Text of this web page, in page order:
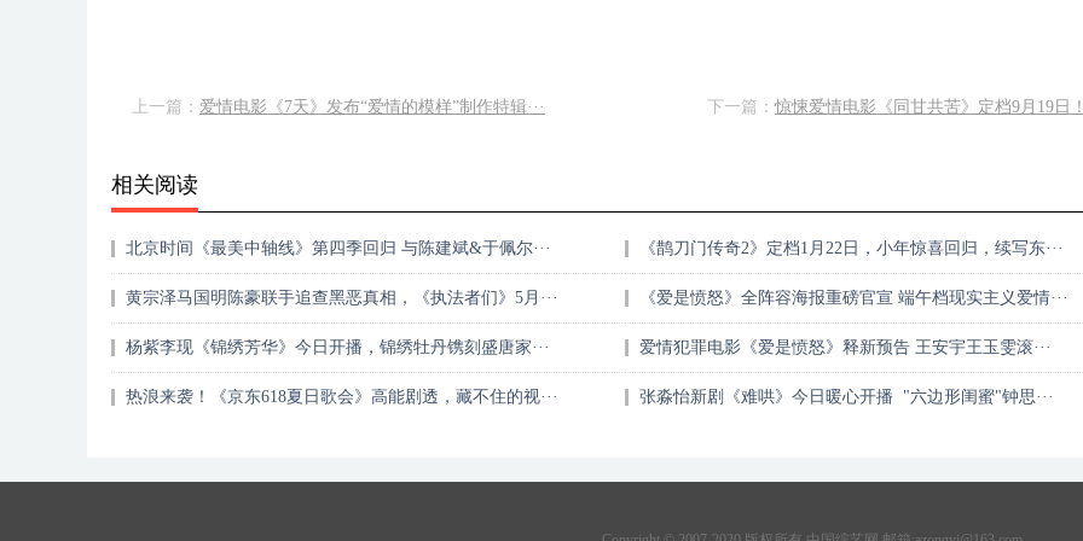
上一篇： 爱情电影《7天》发布“爱情的模样”制作特辑··· 下一篇：惊悚爱情电影《同甘共苦》定档9月19日！
相关阅读
北京时间《最美中轴线》第四季回归 与陈建斌&于佩尔··· 《鹊刀门传奇2》定档1月22日，小年惊喜回归，续写东···
黄宗泽马国明陈豪联手追查黑恶真相，《执法者们》5月··· 《爱是愤怒》全阵容海报重磅官宣 端午档现实主义爱情···
杨紫李现《锦绣芳华》今日开播，锦绣牡丹镌刻盛唐家··· 爱情犯罪电影《爱是愤怒》释新预告 王安宇王玉雯滚···
热浪来袭！《京东618夏日歌会》高能剧透，藏不住的视··· 张淼怡新剧《难哄》今日暖心开播 "六边形闺蜜"钟思···